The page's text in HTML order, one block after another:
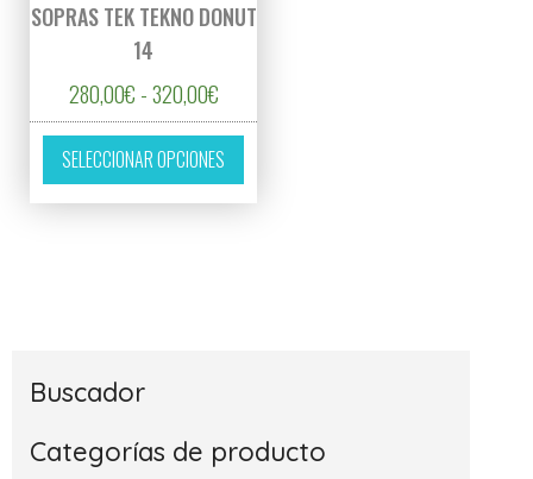
SOPRAS TEK TEKNO DONUT
14
280,00€ -320,00€Rango de precios: desde 280,00€ hasta
SELECCIONAR OPCIONES
Buscador
Categorías de producto